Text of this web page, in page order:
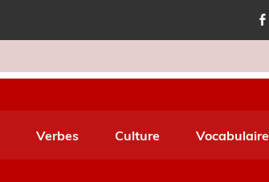
Verbes Culture Vocabulaire